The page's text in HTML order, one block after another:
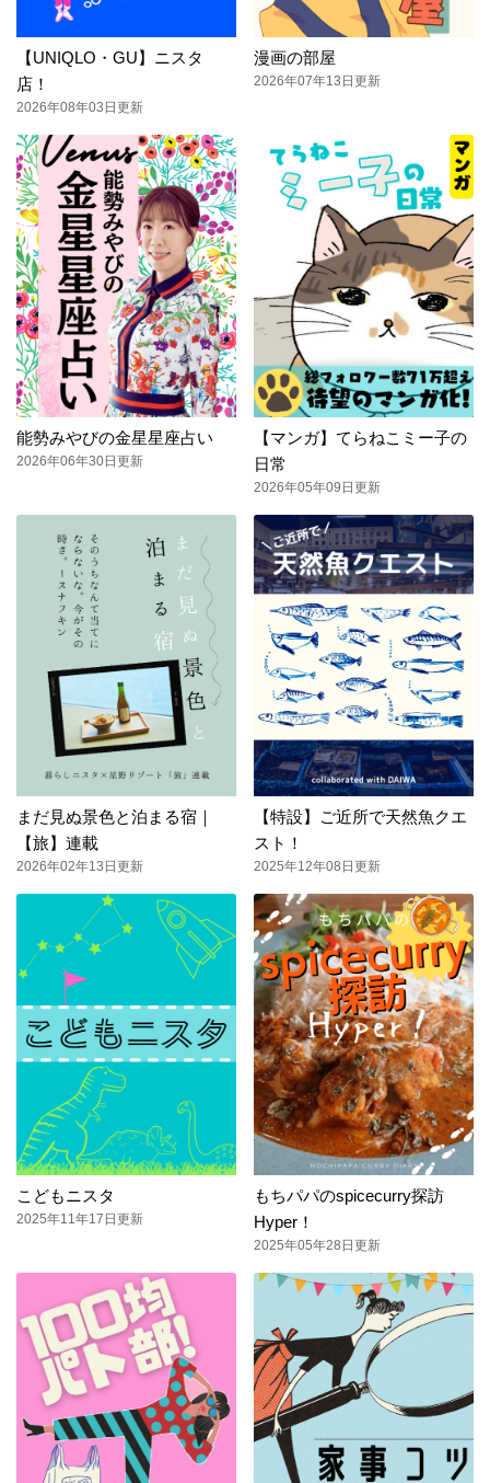
【UNIQLO・GU】ニスタ
店！
2026年08年03日更新
漫画の部屋
2026年07年13日更新
能勢みやびの金星星座占い
2026年06年30日更新
【マンガ】てらねこミー子の
日常
2026年05年09日更新
まだ見ぬ景色と泊まる宿｜
【旅】連載
2026年02年13日更新
【特設】ご近所で天然魚クエ
スト！
2025年12年08日更新
こどもニスタ
2025年11年17日更新
もちパパのspicecurry探訪
Hyper！
2025年05年28日更新